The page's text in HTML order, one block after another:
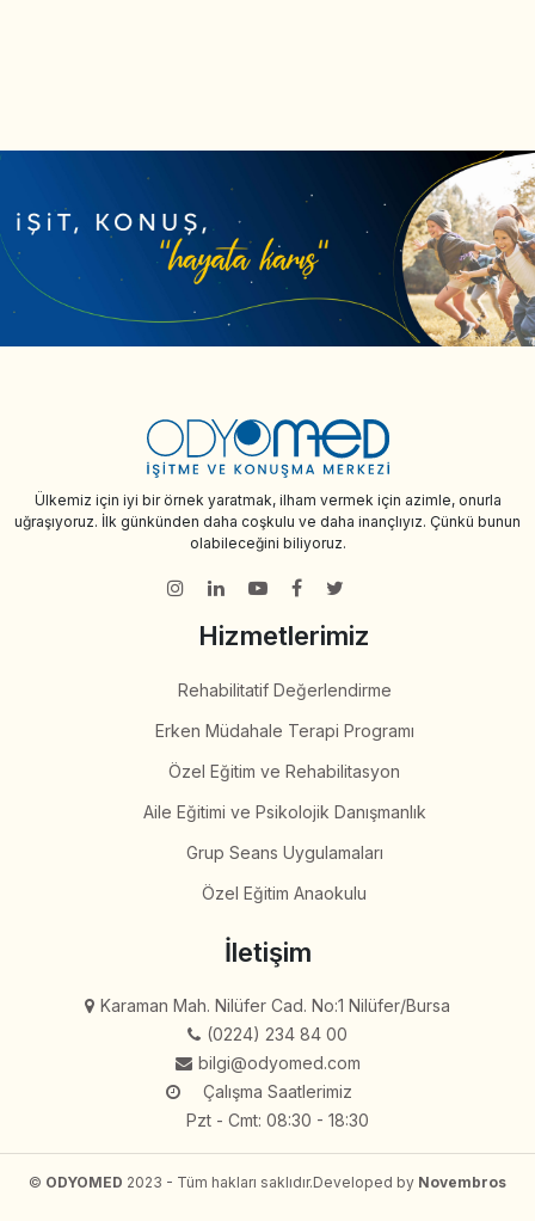
Ülkemiz için iyi bir örnek yaratmak, ilham vermek için azimle, onurla
uğraşıyoruz. İlk günkünden daha coşkulu ve daha inançlıyız. Çünkü bunun
olabileceğini biliyoruz.
Hizmetlerimiz
Rehabilitatif Değerlendirme
Erken Müdahale Terapi Programı
Özel Eğitim ve Rehabilitasyon
Aile Eğitimi ve Psikolojik Danışmanlık
Grup Seans Uygulamaları
Özel Eğitim Anaokulu
İletişim
Karaman Mah. Nilüfer Cad. No:1 Nilüfer/Bursa
(0224) 234 84 00
bilgi@odyomed.com
Çalışma Saatlerimiz
Pzt - Cmt: 08:30 - 18:30
© ODYOMED 2023 - Tüm hakları saklıdır.Developed by Novembros